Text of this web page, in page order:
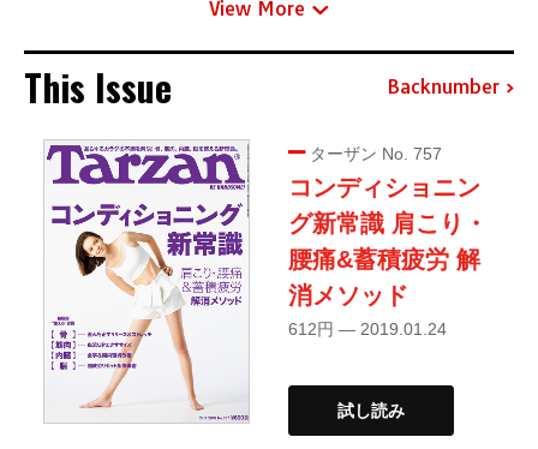
View More
This Issue Backnumber
ターザン No. 757
コンディショニン
グ新常識 肩こり・
腰痛&蓄積疲労 解
消メソッド
612円 — 2019.01.24
試し読み